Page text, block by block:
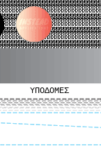
ΥΠΟΔΟΜΕΣ